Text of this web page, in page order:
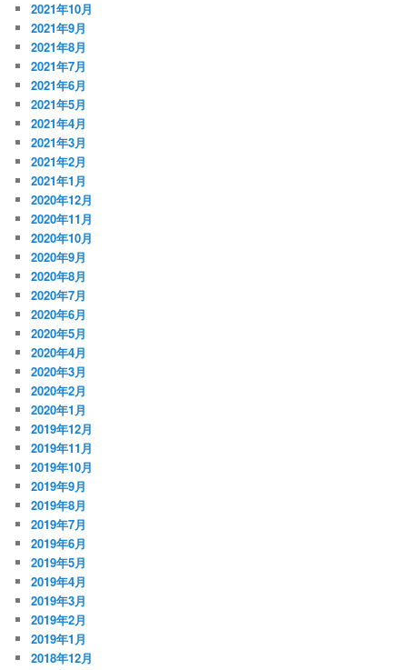
2021年10月
2021年9月
2021年8月
2021年7月
2021年6月
2021年5月
2021年4月
2021年3月
2021年2月
2021年1月
2020年12月
2020年11月
2020年10月
2020年9月
2020年8月
2020年7月
2020年6月
2020年5月
2020年4月
2020年3月
2020年2月
2020年1月
2019年12月
2019年11月
2019年10月
2019年9月
2019年8月
2019年7月
2019年6月
2019年5月
2019年4月
2019年3月
2019年2月
2019年1月
2018年12月